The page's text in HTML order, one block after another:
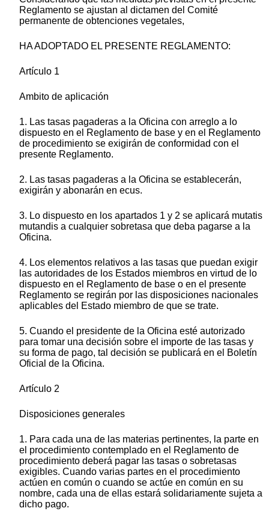
Reglamento se ajustan al dictamen del Comité
permanente de obtenciones vegetales,
HA ADOPTADO EL PRESENTE REGLAMENTO:
Artículo 1
Ambito de aplicación
1. Las tasas pagaderas a la Oficina con arreglo a lo
dispuesto en el Reglamento de base y en el Reglamento
de procedimiento se exigirán de conformidad con el
presente Reglamento.
2. Las tasas pagaderas a la Oficina se establecerán,
exigirán y abonarán en ecus.
3. Lo dispuesto en los apartados 1 y 2 se aplicará mutatis
mutandis a cualquier sobretasa que deba pagarse a la
Oficina.
4. Los elementos relativos a las tasas que puedan exigir
las autoridades de los Estados miembros en virtud de lo
dispuesto en el Reglamento de base o en el presente
Reglamento se regirán por las disposiciones nacionales
aplicables del Estado miembro de que se trate.
5. Cuando el presidente de la Oficina esté autorizado
para tomar una decisión sobre el importe de las tasas y
su forma de pago, tal decisión se publicará en el Boletín
Oficial de la Oficina.
Artículo 2
Disposiciones generales
1. Para cada una de las materias pertinentes, la parte en
el procedimiento contemplado en el Reglamento de
procedimiento deberá pagar las tasas o sobretasas
exigibles. Cuando varias partes en el procedimiento
actúen en común o cuando se actúe en común en su
nombre, cada una de ellas estará solidariamente sujeta a
dicho pago.